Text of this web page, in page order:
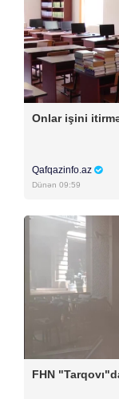
Onlar işini
Qafqazinfo.az
Dünən 09:59
FHN